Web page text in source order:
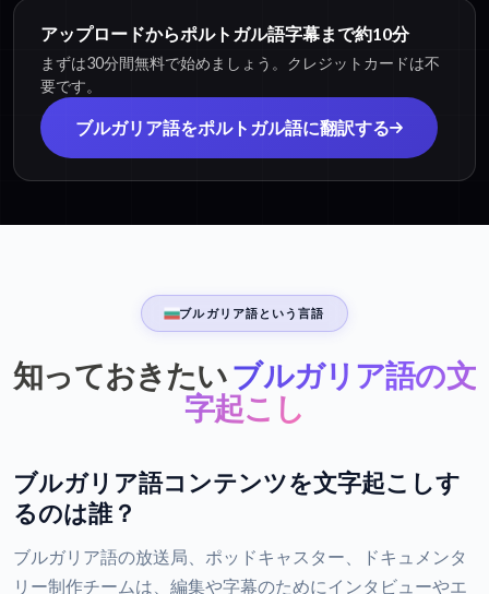
アップロードからポルトガル語字幕まで約10分
まずは30分間無料で始めましょう。クレジットカードは不
要です。
ブルガリア語をポルトガル語に翻訳する
ブルガリア語という言語
知っておきたいブルガリア語の文
字起こし
ブルガリア語コンテンツを文字起こしす
るのは誰？
ブルガリア語の放送局、ポッドキャスター、ドキュメンタ
リー制作チームは、編集や字幕のためにインタビューやエ